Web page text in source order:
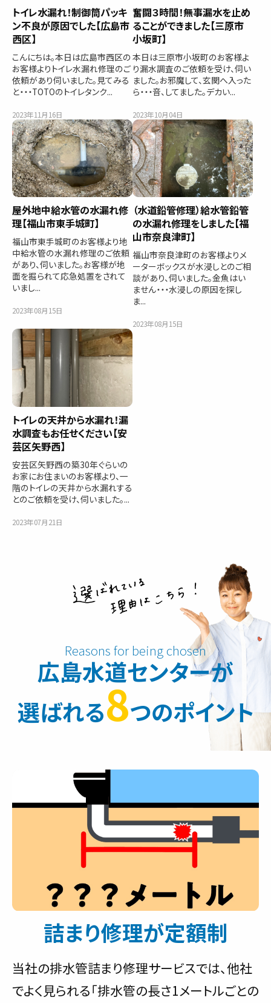
トイレ水漏れ！制御筒パッキ
ン不良が原因でした【広島市
西区】
こんにちは。本日は広島市西区の
お客様よりトイレ水漏れ修理のご
依頼があり伺いました。見てみる
と・・・TOTOのトイレタンク...
2023年11月16日
奮闘３時間！無事漏水を止め
ることができました【三原市
小坂町】
本日は三原市小坂町のお客様よ
り漏水調査のご依頼を受け、伺い
ました。お邪魔して、玄関へ入った
ら・・・音、してました。デカい...
2023年10月04日
屋外地中給水管の水漏れ修
理【福山市東手城町】
福山市東手城町のお客様より地
中給水管の水漏れ修理のご依頼
があり、伺いました。お客様が地
面を掘られて応急処置をされて
いまし...
2023年08月15日
（水道鉛管修理）給水管鉛管
の水漏れ修理をしました【福
山市奈良津町】
福山市奈良津町のお客様よりメ
ーターボックスが水浸しとのご相
談があり、伺いました。金魚はい
ません・・・水浸しの原因を探し
ま...
2023年08月15日
トイレの天井から水漏れ！漏
水調査もお任せください【安
芸区矢野西】
安芸区矢野西の築30年ぐらいの
お家にお住まいのお客様より、一
階のトイレの天井から水漏れする
とのご依頼を受け、伺いました。...
2023年07月21日
広島水道センターが
選ばれる8つのポイント
詰まり修理が定額制
当社の排水管詰まり修理サービスでは、他社
でよく見られる「排水管の長さ1メートルごとの